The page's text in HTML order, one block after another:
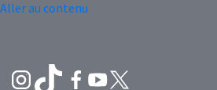
Aller au contenu